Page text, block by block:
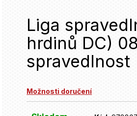
Liga
hrdinů DC)
spravedlnost
Možnosti doručení